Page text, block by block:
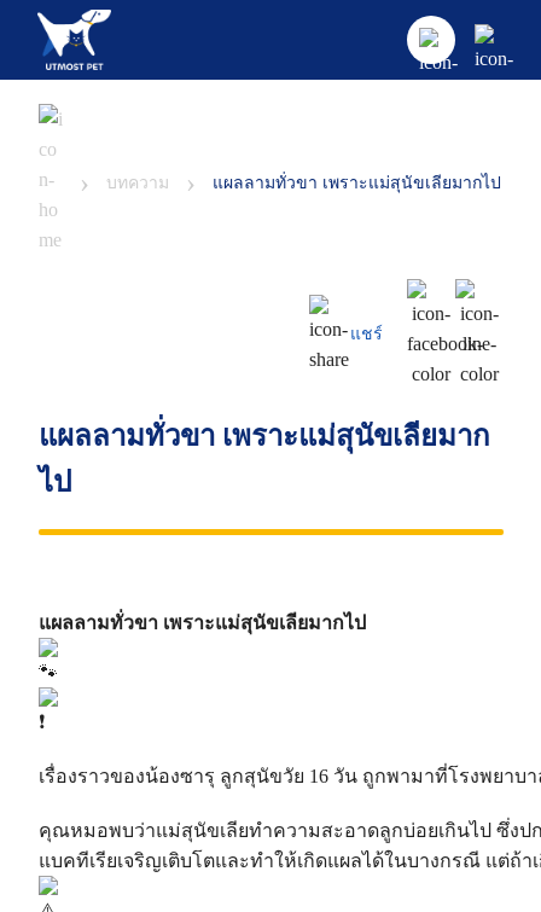
› บทความ › แผลลามทั่วขา เพราะแม่สุนัขเลียมากไป
แชร์
แผลลามทั่วขา เพราะแม่สุนัขเลียมาก
ไป
แผลลามทั่วขา เพราะแม่สุนัขเลียมากไป
เรื่องราวของน้องซารุ ลูกสุนัขวัย 16 วัน ถูกพามาที่โรงพยา
คุณหมอพบว่าแม่สุนัขเลียทำความสะอาดลูกบ่อยเกินไป ซึ่งป
แบคทีเรียเจริญเติบโตและทำให้เกิดแผลได้ในบางกรณี แต่ถ้า